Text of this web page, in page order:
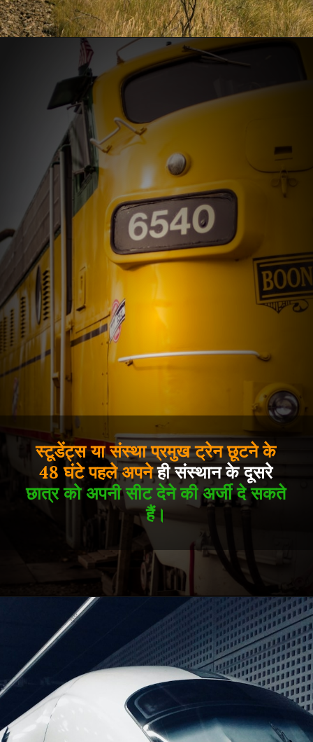
स्टूडेंट्स या संस्था प्रमुख ट्रेन छूटने के
48 घंटे पहले अपनेही संस्थान के दूसरे
छात्र को अपनी सीट देने की अर्जी दे सकते
हैं।